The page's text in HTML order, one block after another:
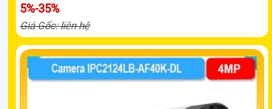
5%-35%
Giá Gốc: liên hệ